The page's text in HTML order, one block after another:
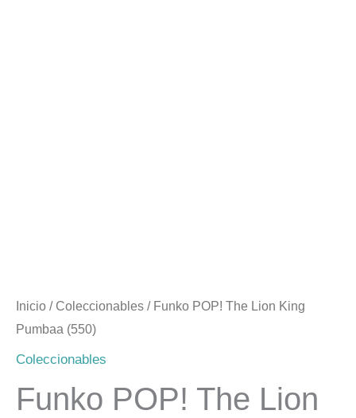
Inicio / Coleccionables / Funko POP! The Lion King
Pumbaa (550)
Coleccionables
Funko POP! The Lion